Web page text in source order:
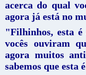
acerca do qual
agora já está no
"Filhinhos, esta
vocês ouviram
agora muitos
sabemos que esta